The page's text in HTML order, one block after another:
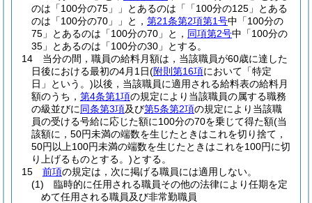
のは「100分の75」」とあるのは「「100分の125」とある
のは「100分の70」」と， 第21条第2項第1号中「100分の
75」とあるのは「100分の70」と， 同項第2号中「100分の
35」とあるのは「100分の30」とする。
14
当分の間，職員の給料月額は，当該職員が60歳に達した
日後における最初の4月1日(附則第16項において「特定
日」という。)以後，当該職員に適用される給料表の給料月
額のうち， 第4条第1項の規定により当該職員の属する職務
の級並びに同条第3項及び第5条第2項の規定により当該職
員の受ける号給に応じた額に100分の70を乗じて得た額(当
該額に，50円未満の端数を生じたときはこれを切り捨て，
50円以上100円未満の端数を生じたときはこれを100円に切
り上げるものとする。)とする。
15
前項の規定は，次に掲げる職員には適用しない。
(1)
臨時的に任用される職員その他の法律により任期を定
めて任用される職員及び非常勤職員